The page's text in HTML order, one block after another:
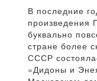
В последние
произведения
буквально
стране более
СССР
«Дидоны и